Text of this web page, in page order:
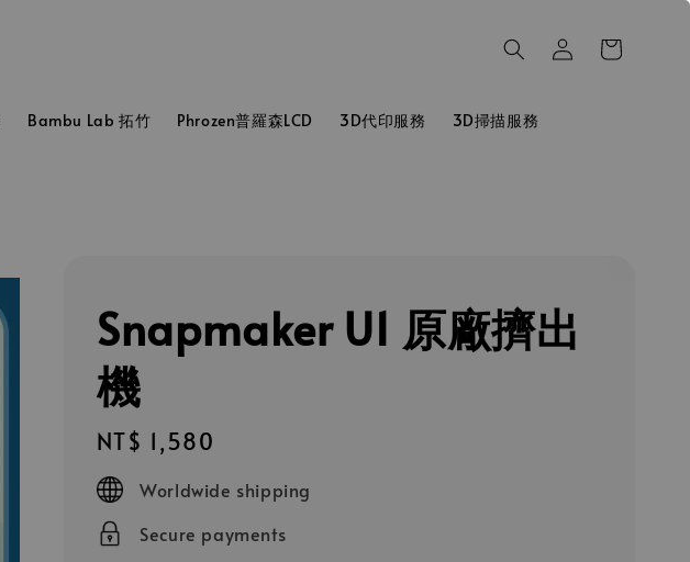
Bambu Lab 拓竹 Phrozen普羅森LCD 3D代印服務 3D掃描服務
Snapmaker U1 原廠擠出
機
Regular
price
NT$ 1,580
Worldwide shipping
Secure payments